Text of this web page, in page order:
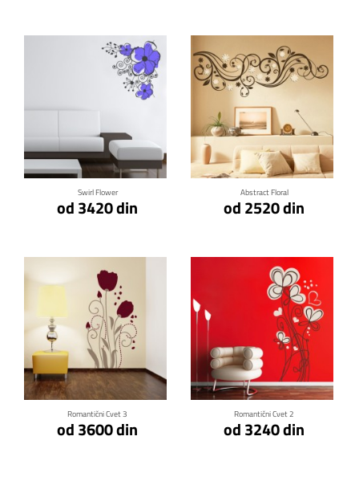
Swirl Flower
od 3420 din
Klikni za detalje
Abstract Floral
od 2520 din
Klikni za detalje
Romantični Cvet 3
od 3600 din
Klikni za detalje
Romantični Cvet 2
od 3240 din
Klikni za detalje